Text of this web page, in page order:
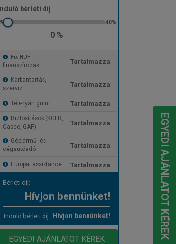
Induló bérleti díj
0 %
Fix HUF
finanszírozás
Tartalmazza
Karbantartás,
szerviz
Tartalmazza
Téli-nyári gumi Tartalmazza
Biztosítások (KGFB,
Casco, GAP)
Tartalmazza
Gépjármű- és
cégautóadó
Tartalmazza
Európai assistance Tartalmazza
Bérleti díj:
Hívjon bennünket!
Induló bérleti díj: Hívjon bennünket!
EGYEDI AJÁNLATOT KÉREK EGYEDI AJÁNLATOT KÉREK